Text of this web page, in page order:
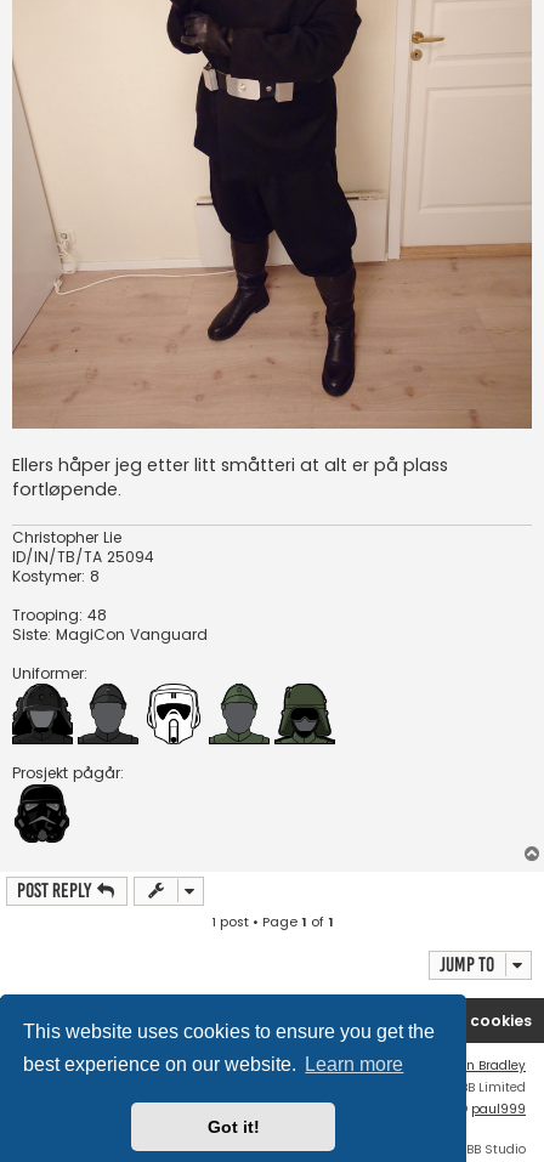
This website uses cookies to ensure you get the
best experience on our website.
Learn more
Got it!
Ellers håper jeg etter litt småtteri at alt er på plass
fortløpende.
Christopher Lie
ID/IN/TB/TA 25094
Kostymer: 8
Trooping: 48
Siste: MagiCon Vanguard
Uniformer:
Prosjekt pågår:
Post Reply
1 post • Page1 of1
Jump to
Board index Delete cookies
Flat Style by
Ian Bradley
® Forum Software © phpBB Limited
phpBB Two Factor Authentication © paul999
Discord OAuth2 light
© 2019 - phpBB Studio